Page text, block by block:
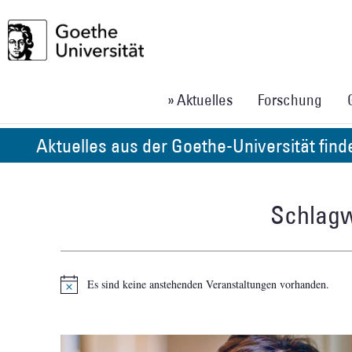
» Aktuelles Forschung
Aktuelles aus der Goethe-Universität
HinweisEs sind keine anstehenden Veranstaltungen vorhanden.